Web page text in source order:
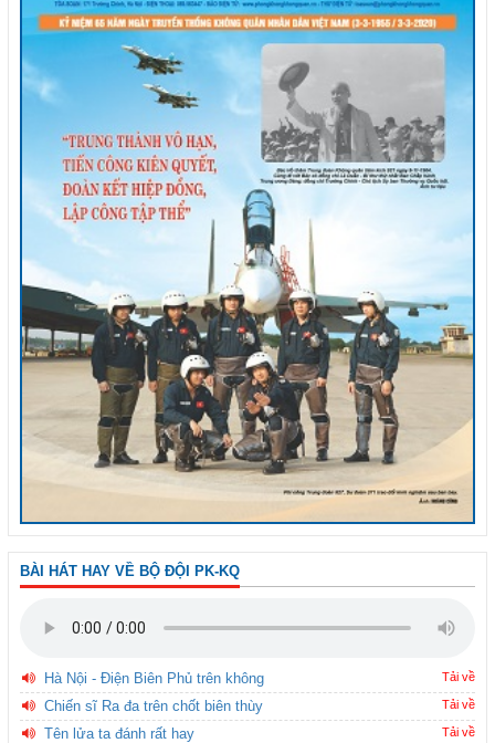
BÀI HÁT HAY VỀ BỘ ĐỘI PK-KQ
Hà Nội - Điện Biên Phủ trên không Tải về
Chiến sĩ Ra đa trên chốt biên thùy Tải về
Tên lửa ta đánh rất hay Tải về